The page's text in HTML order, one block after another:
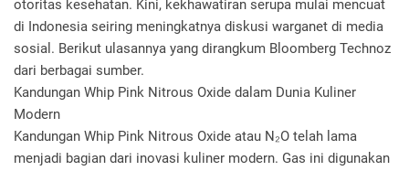
otoritas kesehatan. Kini, kekhawatiran serupa mulai mencuat
di Indonesia seiring meningkatnya diskusi warganet di media
sosial. Berikut ulasannya yang dirangkum Bloomberg Technoz
dari berbagai sumber.
Kandungan Whip Pink Nitrous Oxide dalam Dunia Kuliner
Modern
Kandungan Whip Pink Nitrous Oxide atau N₂O telah lama
menjadi bagian dari inovasi kuliner modern. Gas ini digunakan